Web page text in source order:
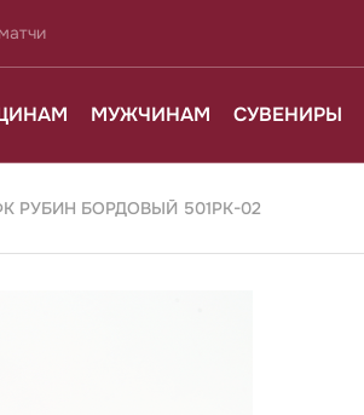
МУЖЧИНАМ СУВЕНИРЫ
РУБИН БОРДОВЫЙ 501РК-02